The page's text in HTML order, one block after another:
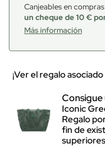
Canjeables en
un cheque de 10 €
Más información
¡Ver el regalo
Iconic
Regalo
fin de